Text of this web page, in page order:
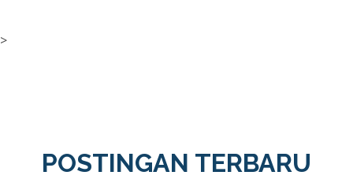
>
POSTINGAN TERBARU